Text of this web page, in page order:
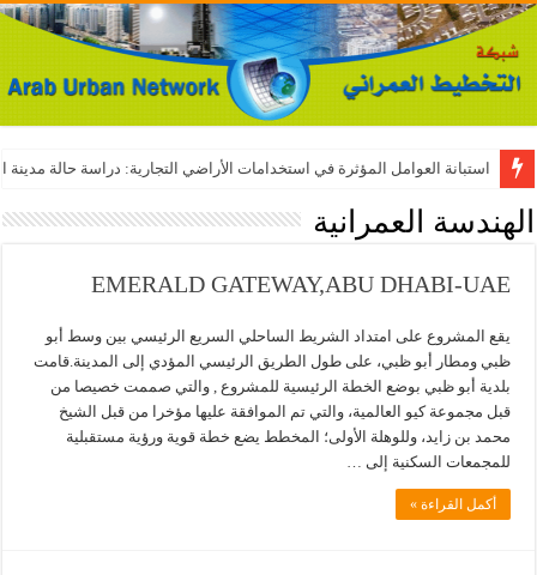
استبانة العوامل المؤثرة في استخدامات الأراضي التجارية: دراسة حالة مدينة
الهندسة العمرانية
EMERALD GATEWAY,ABU DHABI-UAE
يقع المشروع على امتداد الشريط الساحلي السريع الرئيسي بين وسط أبو
ظبي ومطار أبو ظبي، على طول الطريق الرئيسي المؤدي إلى المدينة.قامت
بلدية أبو ظبي بوضع الخطة الرئيسية للمشروع , والتي صممت خصيصا من
قبل مجموعة كيو العالمية، والتي تم الموافقة عليها مؤخرا من قبل الشيخ
محمد بن زايد، وللوهلة الأولى؛ المخطط يضع خطة قوية ورؤية مستقبلية
للمجمعات السكنية إلى …
أكمل القراءة »